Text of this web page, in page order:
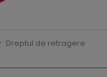
Dreptul de retragere